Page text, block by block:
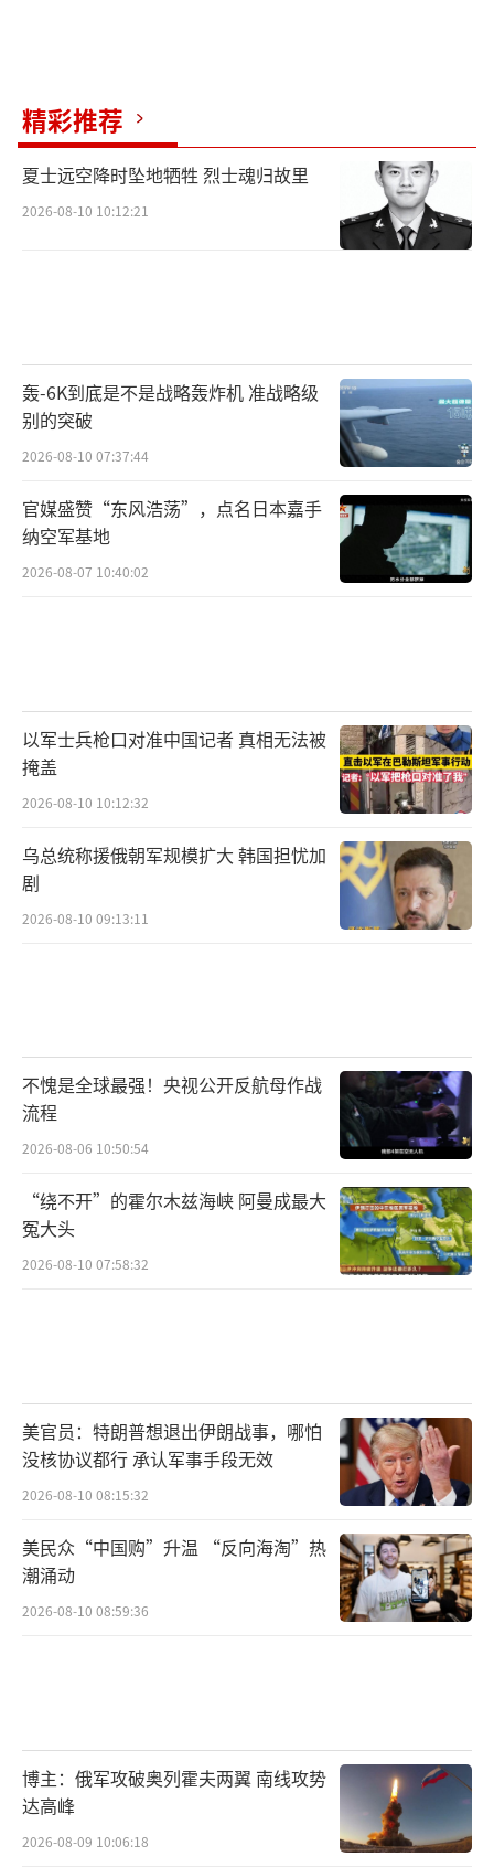
精彩推荐
夏士远空降时坠地牺牲 烈士魂归故里
2026-08-10 10:12:21
轰-6K到底是不是战略轰炸机 准战略级
别的突破
2026-08-10 07:37:44
官媒盛赞“东风浩荡”，点名日本嘉手
纳空军基地
2026-08-07 10:40:02
以军士兵枪口对准中国记者 真相无法被
掩盖
2026-08-10 10:12:32
乌总统称援俄朝军规模扩大 韩国担忧加
剧
2026-08-10 09:13:11
不愧是全球最强！央视公开反航母作战
流程
2026-08-06 10:50:54
“绕不开”的霍尔木兹海峡 阿曼成最大
冤大头
2026-08-10 07:58:32
美官员：特朗普想退出伊朗战事，哪怕
没核协议都行 承认军事手段无效
2026-08-10 08:15:32
美民众“中国购”升温 “反向海淘”热
潮涌动
2026-08-10 08:59:36
博主：俄军攻破奥列霍夫两翼 南线攻势
达高峰
2026-08-09 10:06:18